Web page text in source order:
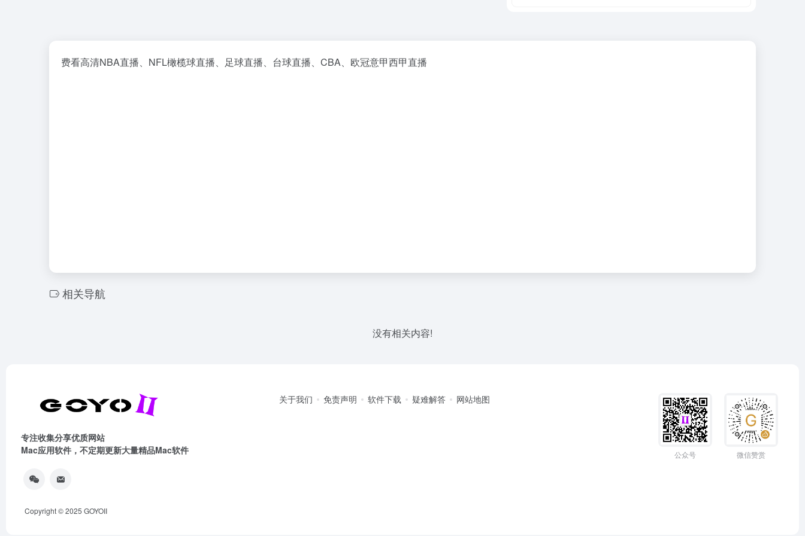
费看高清NBA直播、NFL橄榄球直播、足球直播、台球直播、CBA、欧冠意甲西甲直播
相关导航
没有相关内容!
专注收集分享优质网站
Mac应用软件，不定期更新大量精品Mac软件
关于我们 免责声明 软件下载 疑难解答 网站地图
公众号 微信赞赏
Copyright © 2025 GOYOII